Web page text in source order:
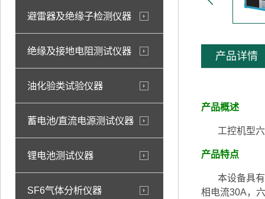
避雷器及绝缘子检测仪器
绝缘及接地电阻测试仪器
油化验类试验仪器
蓄电池/直流电源测试仪器
锂电池测试仪器
SF6气体分析仪器
产品详情
产品概述
工控机型六
产品特点
本设备具有6
相电流30A，